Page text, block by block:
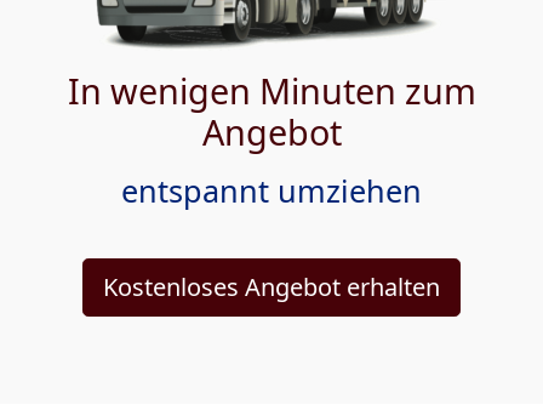
In wenigen Minuten zum
Angebot
entspannt umziehen
Kostenloses Angebot erhalten